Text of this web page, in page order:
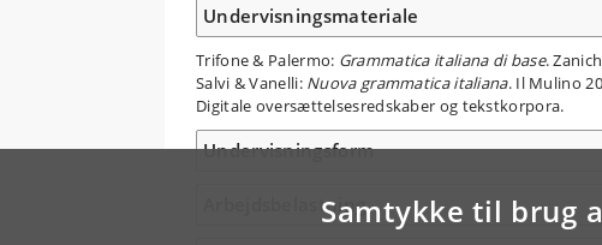
Samtykke til brug
Undervisningsmateriale
Trifone & Palermo: Grammatica italiana di base.
Salvi & Vanelli: Nuova grammatica italiana. Il Mulino
Digitale oversættelsesredskaber og tekstkorpora.
Undervisningsform
Arbejdsbelastning